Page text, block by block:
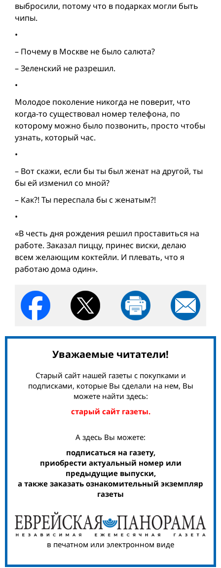
выбросили, потому что в подарках могли быть
чипы.
•
– Почему в Москве не было салюта?
– Зеленский не разрешил.
•
Молодое поколение никогда не поверит, что
когда-то существовал номер телефона, по
которому можно было позвонить, просто чтобы
узнать, который час.
•
– Вот скажи, если бы ты был женат на другой, ты
бы ей изменил со мной?
– Как?! Ты переспала бы с женатым?!
•
«В честь дня рождения решил проставиться на
работе. Заказал пиццу, принес виски, делаю
всем желающим коктейли. И плевать, что я
работаю дома один».
Уважаемые читатели!
Старый сайт нашей газеты с покупками и
подписками, которые Вы сделали на нем, Вы
можете найти здесь:
старый сайт газеты.
А здесь Вы можете:
подписаться на газету,
приобрести актуальный номер или
предыдущие выпуски,
а также заказать ознакомительный экземпляр
газеты
в печатном или электронном виде